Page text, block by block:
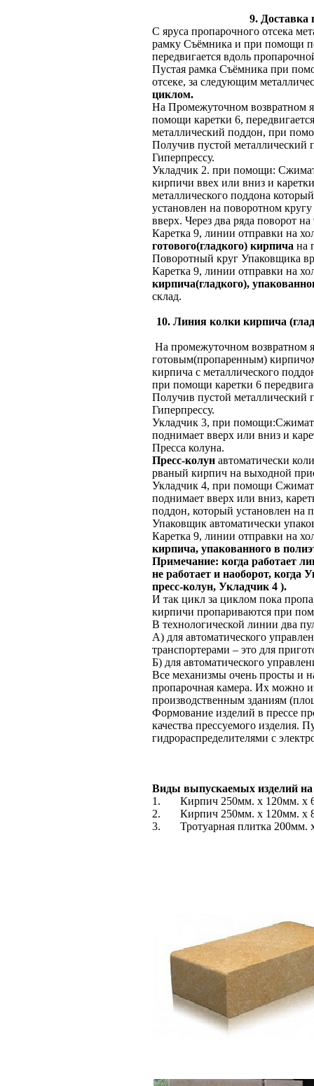
9. Доставка
С яруса пропарочного отсека
рамку Съёмника и при помощи
передвигается вдоль
Пустая рамка Съёмника при
отсеке, за следующим
циклом.
На Промежуточном возвратном
помощи каретки 6,
металлический поддон, при
Получив пустой металлический
Гиперпрессу.
Укладчик 2. при помощи:
кирпичи ввех или вниз и
металлического поддона
установлен на поворотном
вверх. Через два ряда поворот
Каретка 9, линии отправки на
готового(гладкого) кирпича на
Поворотный круг Упаковщика
Каретка 9, линии отправки на
кирпича(гладкого),
склад.
10. Линия колки кирпича
На промежуточном возвратном
готовым(пропаренным)
кирпича с металлического
при помощи каретки 6
Получив пустой металлический
Гиперпрессу.
Укладчик 3, при
поднимает вверх или вниз и
Пресса колуна.
Пресс-колун автоматически
рваный кирпич на выходной
Укладчик 4, при помощи
поднимает вверх или вниз,
поддон, который установлен на
Упаковщик автоматически
Каретка 9, линии отправки на
кирпича, упакованного в
Примечание: когда работает
не работает и наоборот, когда
пресс-колун, Укладчик 4 ).
И так цикл за циклом пока
кирпичи пропариваются при
В технологической линии два
А) для автоматического
транспортерами – это для
Б) для автоматического
Все механизмы очень просты и
пропарочная камера. Их можно
производственным зданиям
Формование изделий в прессе
качества прессуемого изделия.
гидрораспределителями с
Виды выпускаемых изделий на
1.
Кирпич 250мм. х 120мм. х
2.
Кирпич 250мм. х 120мм. х
3.
Тротуарная плитка 200мм.